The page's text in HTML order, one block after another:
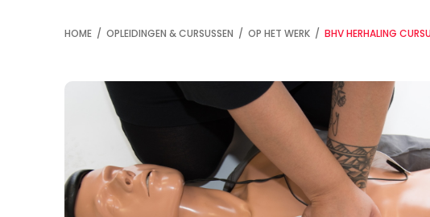
HOME / OPLEIDINGEN & CURSUSSEN / OP HET WERK / BHV HERHALING